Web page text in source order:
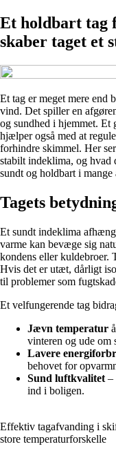
Et holdbart tag
skaber taget et
Et tag er meget mere end
vind. Det spiller en
og sundhed i hjemmet. Et
hjælper også med at
forhindre skimmel. Her
stabilt indeklima, og hvad
sundt og holdbart i mange
Tagets
Et sundt indeklima
varme kan bevæge sig
kondens eller kuldebroer.
Hvis det er utæt, dårligt
til problemer som
Et velfungerende tag
Jævn temperatur
vinteren og ude om
Lavere
behovet for
Sund luftkvalitet –
ind i boligen.
Effektiv tagafvanding i
store temperaturforskelle